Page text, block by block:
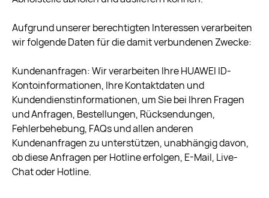
Aufgrund unserer berechtigten Interessen verarbeiten
wir folgende Daten für die damit verbundenen Zwecke:
Kundenanfragen: Wir verarbeiten Ihre HUAWEI ID-
Kontoinformationen, Ihre Kontaktdaten und
Kundendienstinformationen, um Sie bei Ihren Fragen
und Anfragen, Bestellungen, Rücksendungen,
Fehlerbehebung, FAQs und allen anderen
Kundenanfragen zu unterstützen, unabhängig davon,
ob diese Anfragen per Hotline erfolgen, E-Mail, Live-
Chat oder Hotline.